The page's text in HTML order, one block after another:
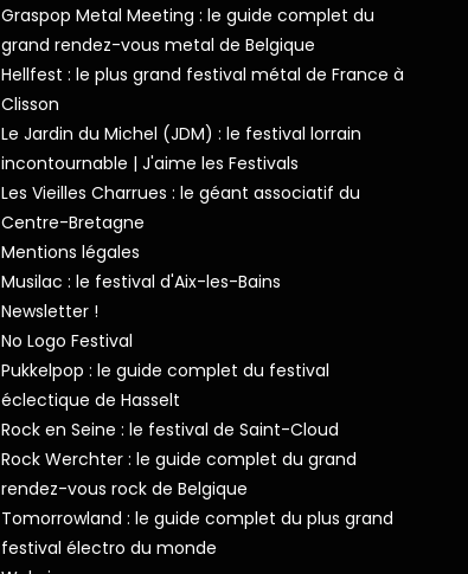
Graspop Metal Meeting : le guide complet du
grand rendez-vous metal de Belgique
Hellfest : le plus grand festival métal de France à
Clisson
Le Jardin du Michel (JDM) : le festival lorrain
incontournable | J'aime les Festivals
Les Vieilles Charrues : le géant associatif du
Centre-Bretagne
Mentions légales
Musilac : le festival d'Aix-les-Bains
Newsletter !
No Logo Festival
Pukkelpop : le guide complet du festival
éclectique de Hasselt
Rock en Seine : le festival de Saint-Cloud
Rock Werchter : le guide complet du grand
rendez-vous rock de Belgique
Tomorrowland : le guide complet du plus grand
festival électro du monde